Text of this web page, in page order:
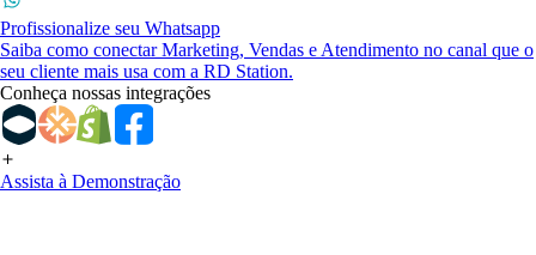
Profissionalize seu Whatsapp
Saiba como conectar Marketing, Vendas e Atendimento no canal que o
seu cliente mais usa com a RD Station.
Conheça nossas integrações
Assista à Demonstração